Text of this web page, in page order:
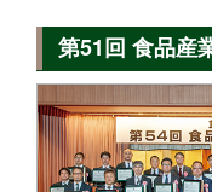
第51回 食品産